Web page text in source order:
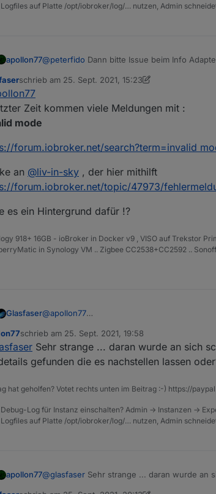
Logfiles auf Platte /opt/iobroker/log/… nutzen, Admin
apollon77@peterfido Dann bitte Issue beim Info
schrieb am 25. Sept. 2021, 15:23
zuletzt editiert von Glasfaser
Zeit kommen viele Meldungen mit :
mode
forum.iobroker.net/search?term=invalid
an @liv-in-sky , der hier mithilft
forum.iobroker.net/topic/47973/
es ein Hintergrund dafür !?
918+ 16GB - ioBroker in Docker v9 , VISO auf Trekstor
in Synology VM .. Zigbee CC2538+CC2592 ..
Glasfaser@apollon77
invalid mode
https://forum.iobroker.net/
Danke an@liv-in-sky, der hier mithilft
gibte es ein Hintergrund dafür !?
schrieb am 25. Sept. 2021, 19:58
zuletzt editiert von
Sehr strange ... daran wurde an sich
gefunden die es nachstellen lassen
hat geholfen? Votet rechts unten im Beitrag :-) https://
Debug-Log für Instanz einschalten? Admin -> Instanzen ->
Logfiles auf Platte /opt/iobroker/log/… nutzen, Admin
apollon77@glasfaser Sehr strange ... daran wurde an